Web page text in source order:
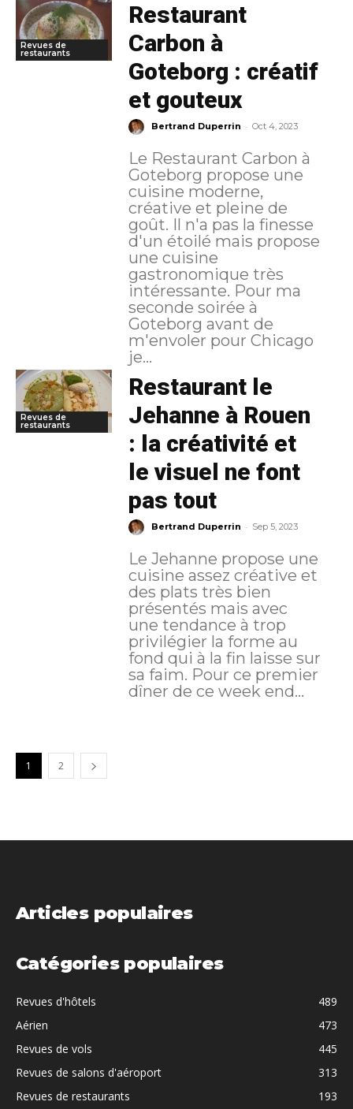
Revues de
restaurants
Restaurant
Carbon à
Goteborg : créatif
et gouteux
Bertrand Duperrin - Oct 4, 2023
Le Restaurant Carbon à
Goteborg propose une
cuisine moderne,
créative et pleine de
goût. Il n'a pas la finesse
d'un étoilé mais propose
une cuisine
gastronomique très
intéressante. Pour ma
seconde soirée à
Goteborg avant de
m'envoler pour Chicago
je...
Revues de
restaurants
Restaurant le
Jehanne à Rouen
: la créativité et
le visuel ne font
pas tout
Bertrand Duperrin - Sep 5, 2023
Le Jehanne propose une
cuisine assez créative et
des plats très bien
présentés mais avec
une tendance à trop
privilégier la forme au
fond qui à la fin laisse sur
sa faim. Pour ce premier
dîner de ce week end...
1 2
Articles populaires
Catégories populaires
Revues d'hôtels
489
Aérien
473
Revues de vols
445
Revues de salons d'aéroport
313
Revues de restaurants
193